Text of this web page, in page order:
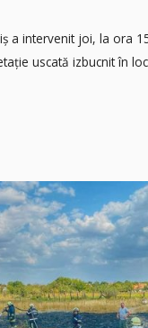
a intervenit joi, la ora
uscată izbucnit în